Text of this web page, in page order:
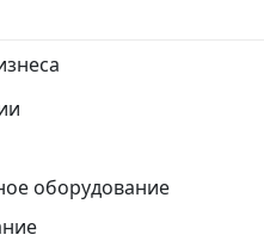
оборудование